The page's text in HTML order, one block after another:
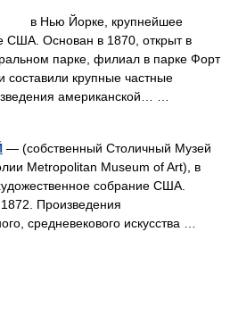
Нью Йорке, крупнейшее
США. Основан в 1870, открыт в
парке, филиал в парке Форт
составили крупные частные
американской… …
— (собственный Столичный Музей
Metropolitan Museum of Art), в
собрание США.
Произведения
средневекового искусства …